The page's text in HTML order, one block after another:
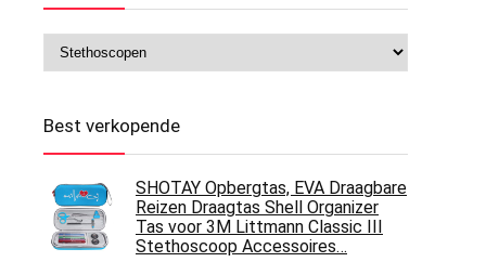
Best verkopende
SHOTAY Opbergtas, EVA Draagbare
Reizen Draagtas Shell Organizer
Tas voor 3M Littmann Classic III
Stethoscoop Accessoires…